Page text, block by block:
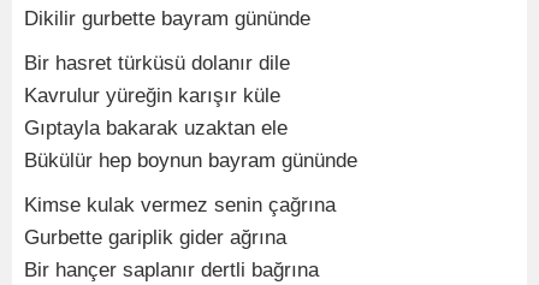
Dikilir gurbette bayram gününde
Bir hasret türküsü dolanır dile
Kavrulur yüreğin karışır küle
Gıptayla bakarak uzaktan ele
Bükülür hep boynun bayram gününde
Kimse kulak vermez senin çağrına
Gurbette gariplik gider ağrına
Bir hançer saplanır dertli bağrına